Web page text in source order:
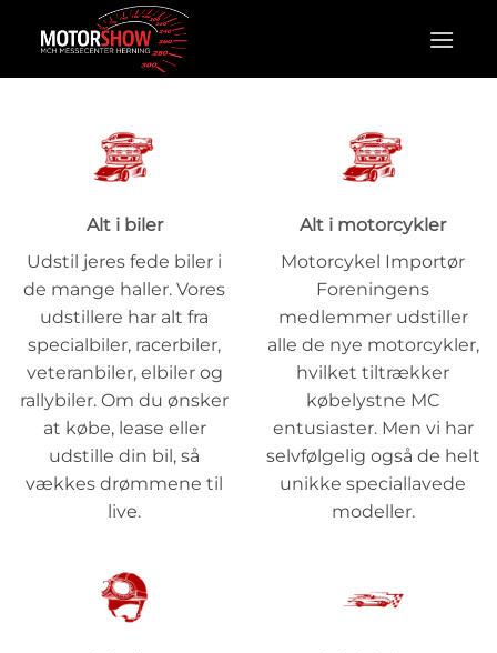
Alt i biler
Udstil jeres fede biler i
de mange haller. Vores
udstillere har alt fra
specialbiler, racerbiler,
veteranbiler, elbiler og
rallybiler. Om du ønsker
at købe, lease eller
udstille din bil, så
vækkes drømmene til
live.
Alt i motorcykler
Motorcykel Importør
Foreningens
medlemmer udstiller
alle de nye motorcykler,
hvilket tiltrækker
købelystne MC
entusiaster. Men vi har
selvfølgelig også de helt
unikke speciallavede
modeller.